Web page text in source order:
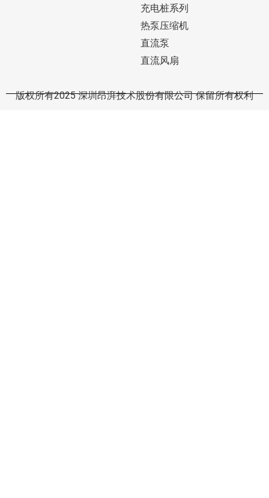
充电桩系列
热泵压缩机
直流泵
直流风扇
版权所有2025 深圳昂湃技术股份有限公司 保留所有权利